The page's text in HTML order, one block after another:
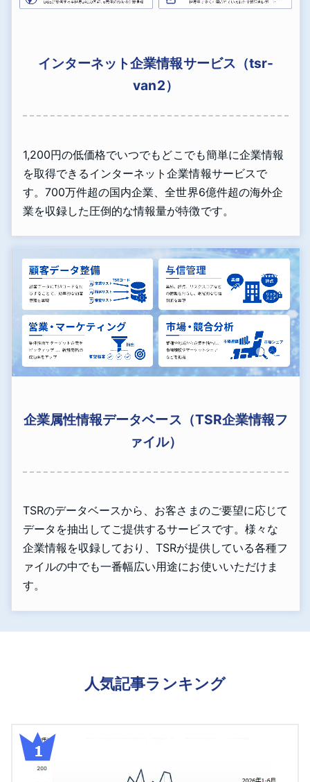
インターネット企業情報サービス（tsr-
van2）
1,200円の低価格でいつでもどこでも簡単に企業情報
を取得できるインターネット企業情報サービスで
す。700万件超の国内企業、全世界6億件超の海外企
業を収録した圧倒的な情報量が特徴です。
企業属性情報データベース（TSR企業情報フ
ァイル）
TSRのデータベースから、お客さまのご要望に応じて
データを抽出してご提供するサービスです。様々な
企業情報を収録しており、TSRが提供している各種フ
ァイルの中でも一番幅広い用途にお使いいただけま
す。
人気記事ランキング